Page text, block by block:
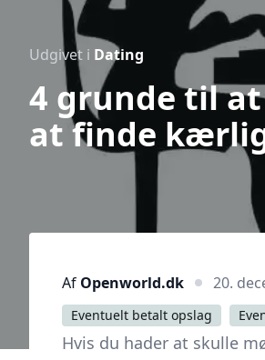
Udgivet i Dating
4 grunde til
at finde
Af Openworld.dk 20.
Eventuelt betalt opslag
Hvis du hader at skulle